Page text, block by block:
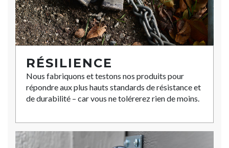
RÉSILIENCE
Nous fabriquons et testons nos produits pour
répondre aux plus hauts standards de résistance et
de durabilité – car vous ne tolérerez rien de moins.